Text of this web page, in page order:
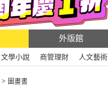
外版館
文學小說 商管理財 人文藝術
> 圖畫書